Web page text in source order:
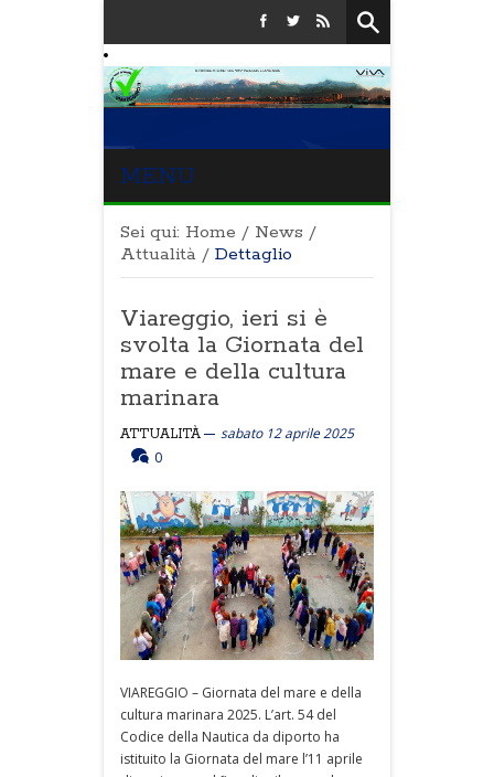
MENU
Sei qui: Home / News /
Attualità / Dettaglio
Viareggio, ieri si è
svolta la Giornata del
mare e della cultura
marinara
ATTUALITÀ
sabato 12 aprile 2025
0
VIAREGGIO – Giornata del mare e della
cultura marinara 2025. L’art. 54 del
Codice della Nautica da diporto ha
istituito la Giornata del mare l’11 aprile